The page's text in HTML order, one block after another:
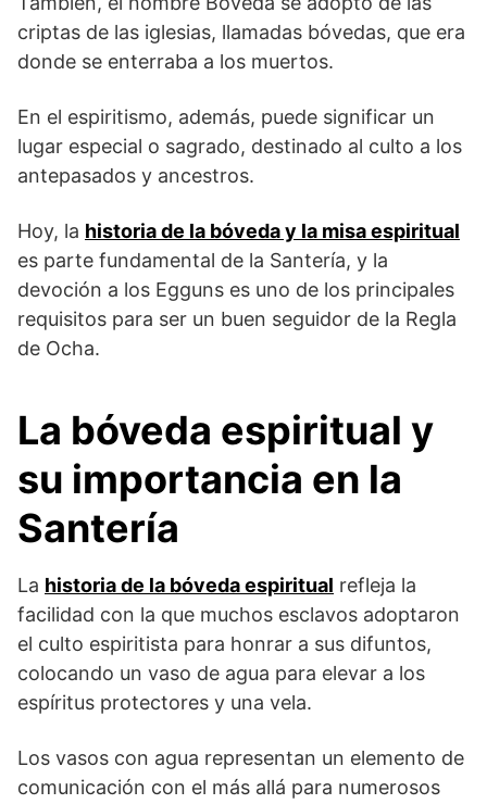
criptas de las iglesias, llamadas bóvedas, que era
donde se enterraba a los muertos.
En el espiritismo, además, puede significar un
lugar especial o sagrado, destinado al culto a los
antepasados y ancestros.
Hoy, la historia de la bóveda y la misa espiritual
es parte fundamental de la Santería, y la
devoción a los Egguns es uno de los principales
requisitos para ser un buen seguidor de la Regla
de Ocha.
La bóveda espiritual y
su importancia en la
Santería
La historia de la bóveda espiritual refleja la
facilidad con la que muchos esclavos adoptaron
el culto espiritista para honrar a sus difuntos,
colocando un vaso de agua para elevar a los
espíritus protectores y una vela.
Los vasos con agua representan un elemento de
comunicación con el más allá para numerosos